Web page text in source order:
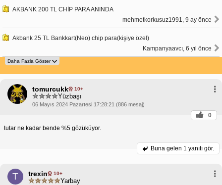
AKBANK 200 TL CHİP PARA ANINDA
mehmetkorkusuz1991, 9 ay önce
Akbank 25 TL Bankkart(Neo) chip para(kişiye özel)
Kampanyaavcı, 6 yıl önce
tomurcukk 10+
Yüzbaşı
06 Mayıs 2024 Pazartesi 17:28:21 (886 mesaj)
0
tutar ne kadar bende %5 gözüküyor.
Buna gelen 1 yanıtı gör.
T trexin 10+
Yarbay